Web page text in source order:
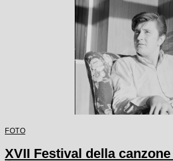
FOTO
XVII Festival della